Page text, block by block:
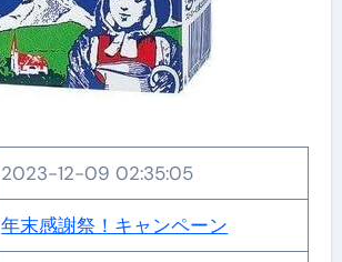
2023-12-09 02:35:05
年末感謝祭！キャンペーン